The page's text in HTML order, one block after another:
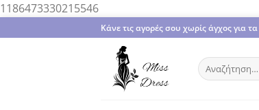
1186473330215546Μετάβαση
στο
περιεχόμενο
Κάνε τις αγορές σου χωρίς άγχος
Αναζήτηση
για: